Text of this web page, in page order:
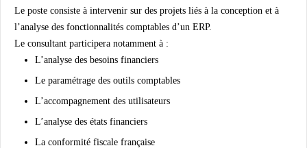
Le poste consiste à intervenir sur des projets liés à la conception et à
l’analyse des fonctionnalités comptables d’un ERP.
Le consultant participera notamment à :
L’analyse des besoins financiers
Le paramétrage des outils comptables
L’accompagnement des utilisateurs
L’analyse des états financiers
La conformité fiscale française